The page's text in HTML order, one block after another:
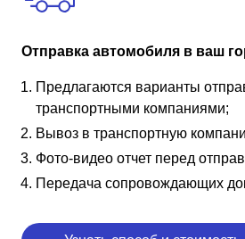
Отправка автомобиля в ваш
Предлагаются варианты
транспортными компаниями;
Вывоз в транспортную
Фото-видео отчет перед
Передача сопровождающих